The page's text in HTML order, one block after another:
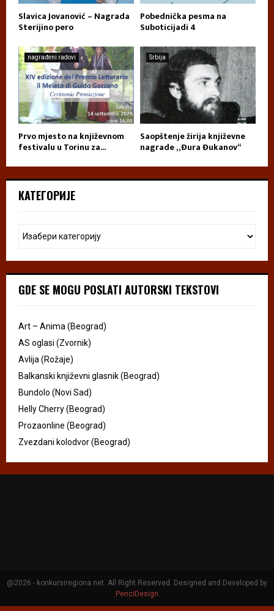
Slavica Jovanović – Nagrada
Sterijino pero
Pobednička pesma na
Suboticijadi 4
nagrađeni radovi
Prvo mjesto na književnom
festivalu u Torinu za...
Srbija
Saopštenje žirija književne
nagrade „Đura Đukanov“
КАТЕГОРИЈЕ
GDE SE MOGU POSLATI AUTORSKI TEKSTOVI
Art – Anima (Beograd)
AS oglasi (Zvornik)
Avlija (Rožaje)
Balkanski književni glasnik (Beograd)
Bundolo (Novi Sad)
Helly Cherry (Beograd)
Prozaonline (Beograd)
Zvezdani kolodvor (Beograd)
@2026 - konkursiregiona.net. All Right Reserved. Designed and Developed by
PenciDesign